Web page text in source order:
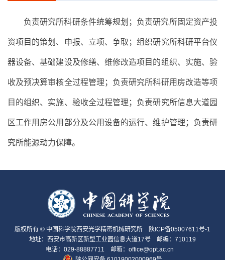
负责研究所科研条件统筹规划；负责研究所固定资产投
资项目的策划、申报、立项、争取；组织研究所科研平台仪
器设备、基础建设及修缮、维修改造项目的组织、实施、验
收及预决算审核全过程管理；负责研究所科研用房改造等项
目的组织、实施、验收全过程管理；负责研究所信息大道园
区工作用房公用部分及公用设备的运行、维护管理；负责研
究所能源动力保障。
版权所有 © 中国科学院西安光学精密机械研究所
陕ICP备05007611号-1
地址：西安市高新区新型工业园信息大道17号 邮编：710119
电话：029-88887711 邮箱：office@opt.ac.cn